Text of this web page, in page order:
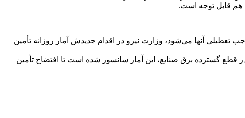
هم قابل توجه است.
شد چراکه موجب تعطیلی آنها می‌شود، وزارت نیرو در اقدام جدیدش آمار روزانه تأمین
قطع گسترده برق صنایع، این آمار سانسور شده است تا افتضاح تأمین